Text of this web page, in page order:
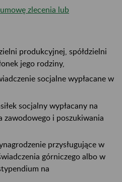
umowę zlecenia lub
produkcyjnej, spółdzielni
jego rodziny,
socjalne wypłacane w
socjalny wypłacany na
zawodowego i poszukiwania
przysługujące w
górniczego albo w
na